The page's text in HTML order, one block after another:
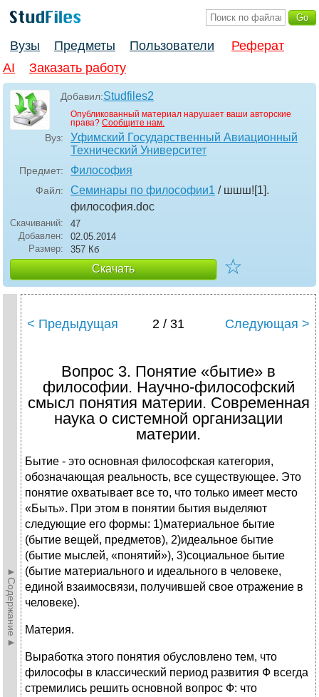
Вузы Предметы Пользователи
Реферат
AI
Заказать работу
Добавил:Studfiles2
Опубликованный материал нарушает ваши авторские
права? Сообщите нам.
Вуз:
Уфимский Государственный Авиационный
Технический Университет
Предмет: Философия
Файл: Семинары по философии1 / шшш![1].
философия.doc
Скачиваний:
47
Добавлен:
02.05.2014
Размер:
357 Кб
Скачать ☆
►Содержание►
< Предыдущая 2 / 31 Следующая >
Вопрос 3. Понятие «бытие» в
философии. Научно-философский
смысл понятия материи. Современная
наука о системной организации
материи.
Бытие - это основная философская категория,
обозначающая реальность, все существующее. Это
понятие охватывает все то, что только имеет место
«Быть». При этом в понятии бытия выделяют
следующие его формы: 1)материальное бытие
(бытие вещей, предметов), 2)идеальное бытие
(бытие мыслей, «понятий»), 3)социальное бытие
(бытие материального и идеального в человеке,
единой взаимосвязи, получившей свое отражение в
человеке).
Материя.
Выработка этого понятия обусловлено тем, что
философы в классический период развития Ф всегда
стремились решить основной вопрос Ф: что